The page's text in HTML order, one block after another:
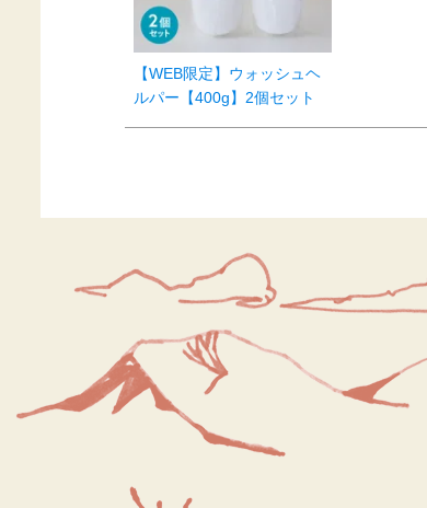
【WEB限定】ウォッシュヘ
ルパー【400g】2個セット